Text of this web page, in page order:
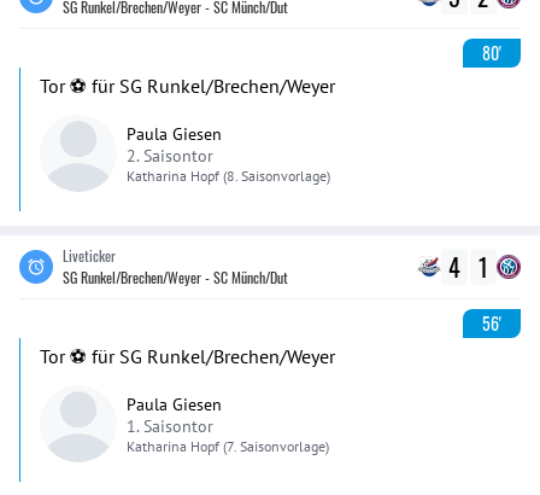
SG Runkel/Brechen/Weyer - SC Münch/Dut
80'
Tor ⚽️ für SG Runkel/Brechen/Weyer
Paula Giesen
2. Saisontor
Katharina Hopf (8. Saisonvorlage)
Liveticker
SG Runkel/Brechen/Weyer - SC Münch/Dut
4 1
56'
Tor ⚽️ für SG Runkel/Brechen/Weyer
Paula Giesen
1. Saisontor
Katharina Hopf (7. Saisonvorlage)